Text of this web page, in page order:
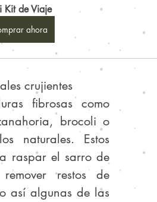
Kit de Viaje
ahora
crujientes
fibrosas como
brocoli o
naturales. Estos
raspar el sarro de
restos de
así algunas de las